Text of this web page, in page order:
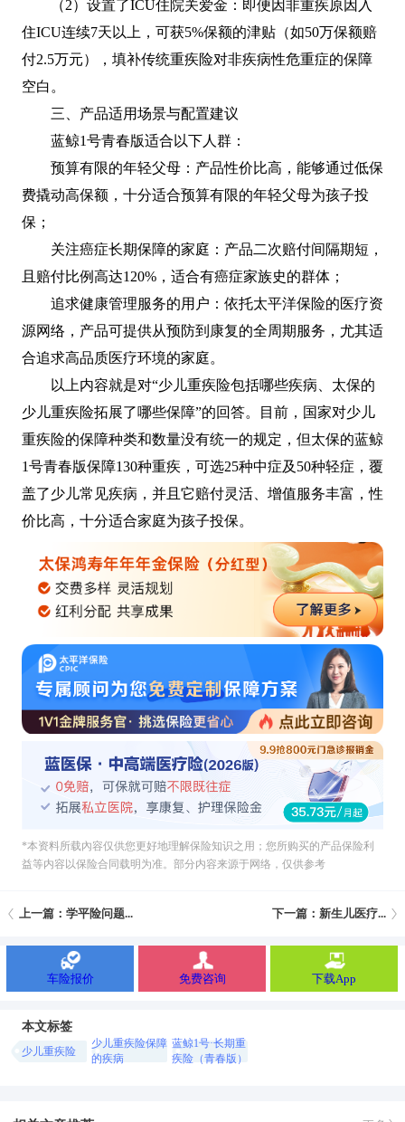
（2）设置了ICU住院关爱金：即便因非重疾原因入
住ICU连续7天以上，可获5%保额的津贴（如50万保额赔
付2.5万元），填补传统重疾险对非疾病性危重症的保障
空白。
三、产品适用场景与配置建议
蓝鲸1号青春版适合以下人群：
预算有限的年轻父母：产品性价比高，能够通过低保
费撬动高保额，十分适合预算有限的年轻父母为孩子投
保；
关注癌症长期保障的家庭：产品二次赔付间隔期短，
且赔付比例高达120%，适合有癌症家族史的群体；
追求健康管理服务的用户：依托太平洋保险的医疗资
源网络，产品可提供从预防到康复的全周期服务，尤其适
合追求高品质医疗环境的家庭。
以上内容就是对“少儿重疾险包括哪些疾病、太保的
少儿重疾险拓展了哪些保障”的回答。目前，国家对少儿
重疾险的保障种类和数量没有统一的规定，但太保的蓝鲸
1号青春版保障130种重疾，可选25种中症及50种轻症，覆
盖了少儿常见疾病，并且它赔付灵活、增值服务丰富，性
价比高，十分适合家庭为孩子投保。
*本资料所载內容仅供您更好地理解保险知识之用；您所购买的产品保险利
益等内容以保险合同载明为准。部分内容来源于网络，仅供参考
上一篇：学平险问题... 下一篇：新生儿医疗...
车险报价 免费咨询 下载App
本文标签
少儿重疾险
少儿重疾险保障
的疾病
蓝鲸1号·长期重
疾险（青春版）